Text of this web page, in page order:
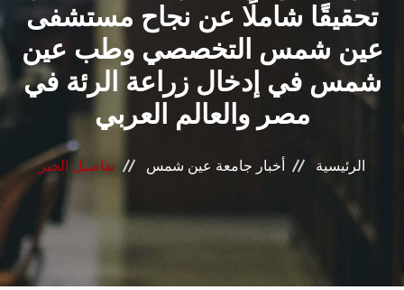
البحث العلمي
الرعاية الصحية
المراكز والوحدات
الأنظمة الذكية
الإعلام
تواصل معنا
تحقيقًا شاملًا عن نجاح مستشفى
عين شمس التخصصي وطب عين
شمس في إدخال زراعة الرئة في
مصر والعالم العربي
الرئيسية أخبار جامعة عين شمس تفاصيل الخبر